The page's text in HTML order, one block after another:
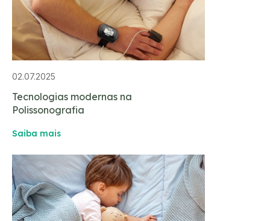
02.07.2025
Tecnologias modernas na
Polissonografia
Saiba mais